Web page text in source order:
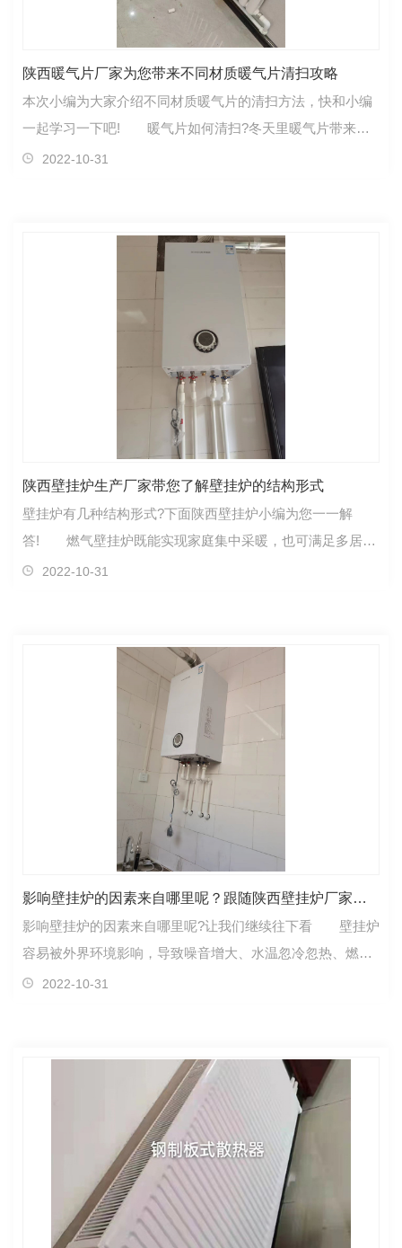
陕西暖气片厂家为您带来不同材质暖气片清扫攻略
本次小编为大家介绍不同材质暖气片的清扫方法，快和小编
一起学习一下吧! 暖气片如何清扫?冬天里暖气片带来了
舒适的家居环境,让我们能够享有一个温暖舒适的冬天…
2022-10-31
陕西壁挂炉生产厂家带您了解壁挂炉的结构形式
壁挂炉有几种结构形式?下面陕西壁挂炉小编为您一一解
答! 燃气壁挂炉既能实现家庭集中采暖，也可满足多居室
的采暖需求，房间可以作为一个单独的个体设定不同的…
2022-10-31
影响壁挂炉的因素来自哪里呢？跟随陕西壁挂炉厂家一起探索答案吧！
影响壁挂炉的因素来自哪里呢?让我们继续往下看 壁挂炉
容易被外界环境影响，导致噪音增大、水温忽冷忽热、燃烧
效率下降以及出现故障问题，在壁挂炉内部的反应.…
2022-10-31